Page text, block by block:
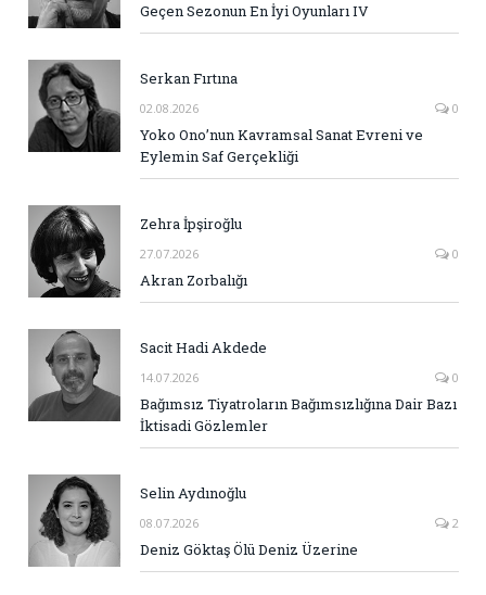
Geçen Sezonun En İyi Oyunları IV
Serkan Fırtına
02.08.2026 0
Yoko Ono’nun Kavramsal Sanat Evreni ve
Eylemin Saf Gerçekliği
Zehra İpşiroğlu
27.07.2026 0
Akran Zorbalığı
Sacit Hadi Akdede
14.07.2026 0
Bağımsız Tiyatroların Bağımsızlığına Dair Bazı
İktisadi Gözlemler
Selin Aydınoğlu
08.07.2026 2
Deniz Göktaş Ölü Deniz Üzerine